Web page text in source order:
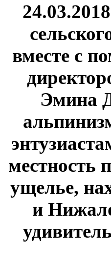
вместе с
Эмина
местность
ущелье,
и